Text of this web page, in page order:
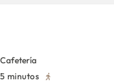
Cafetería
5 minutos